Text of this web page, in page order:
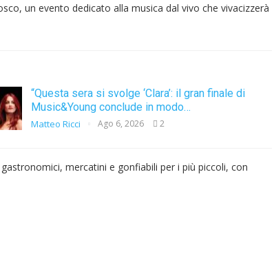
un evento dedicato alla musica dal vivo che vivacizzerà
“Questa sera si svolge ‘Clara’: il gran finale di
Music&Young conclude in modo…
Matteo Ricci Ago 6, 2026 2
mercatini e gonfiabili per i più piccoli, con